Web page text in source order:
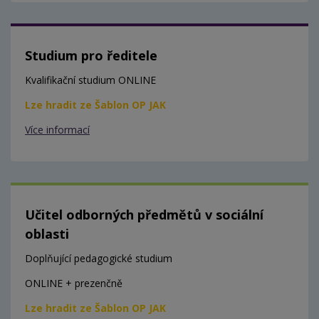
Studium pro ředitele
Kvalifikační studium ONLINE
Lze hradit ze Šablon OP JAK
Více informací
Učitel odborných předmětů v sociální
oblasti
Doplňující pedagogické studium
ONLINE + prezenčně
Lze hradit ze Šablon OP JAK